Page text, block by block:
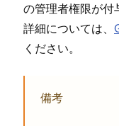
の管理者権限が付
詳細については⁠、
ください⁠。
備考